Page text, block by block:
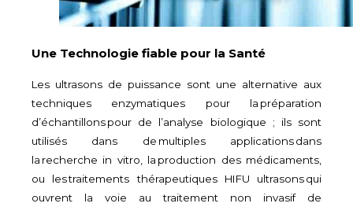
Une Technologie fiable pour la Santé
Les ultrasons de puissance sont une alternative aux
techniques enzymatiques pour la préparation
d’échantillonspour de l’analyse biologique ; ils sont
utilisés dans de multiples applicationsdans
la recherche in vitro , la production des médicaments
ou lestraitements thérapeutiques HIFU ultrasonsqui
ouvrent la voie au traitement non invasif de